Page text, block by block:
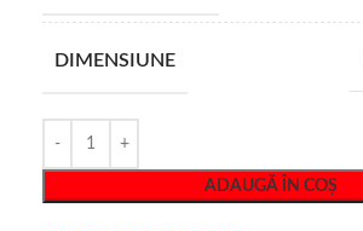
DIMENSIUNE
ADAUGĂ ÎN COȘ